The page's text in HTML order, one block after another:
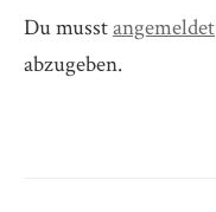
Du musstangemeldet
abzugeben.